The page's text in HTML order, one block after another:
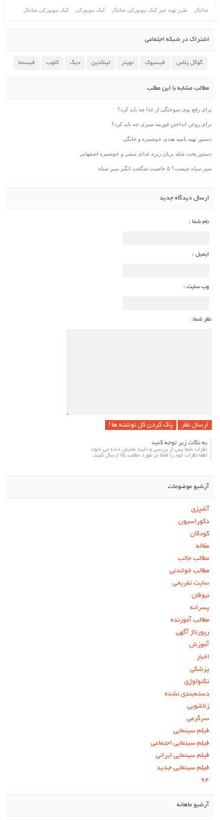
شانتال طرز تهیه چیز کیک نیویورکی شانتال کیک نیویورکی کیک نیویورکی شانتال
اشتراک در شبکه اجتماعی
گوگل پلاس فیسبوک تویتر لینکدین دیگ کلوب فیسنما
مطالب مشابه با این مطلب
برای رفع بوی سوختگی از غذا چه باید کرد؟
برای روغن انداختن قورمه سبزی چه باید کرد؟
دستور تهیه بامیه هندی خوشمزه و خانگی
دستور پخت شله بریان زیره غذای سنتی و خوشمزه اصفهانی
سیر سیاه چیست؟ ۵ خاصیت شگفت انگیز سیر سیاه
ارسال دیدگاه جدید
نام شما :
ایمیل :
وب سایت :
نظر شما:
پاک کردن کل نوشته ها !
به نکات زیر توجه کنید
نظرات شما پس از بررسی و تایید نمایش داده می شود.
لطفا نظرات خود را فقط در مورد مطلب بالا ارسال کنید.
آرشیو موضوعات
آشپزی
دکوراسیون
کودکان
مقاله
مطالب جالب
مطالب خواندنی
سایت تفریحی
نیوفان
پسرانه
مطالب آموزنده
رپورتاژ آگهی
آموزش
اخبار
پزشکی
تکنولوژی
دسته‌بندی نشده
زناشویی
سرگرمی
فیلم سینمایی
فیلم سینمایی اجتماعی
فیلم سینمایی ایرانی
فیلم سینمایی جدید
۹۴
آرشیو ماهانه